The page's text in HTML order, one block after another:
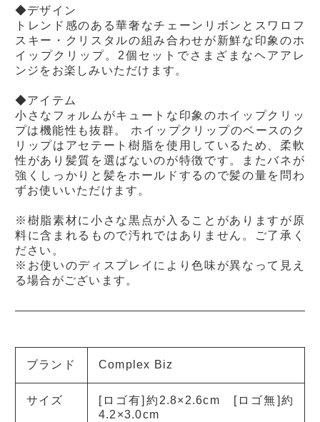
◆デザイン
トレンド感のある華奢なチェーンリボンとスワロフ
スキー・クリスタルの組み合わせが新鮮な印象のホ
イップクリップ。2個セットでさまざまなヘアアレ
ンジをお楽しみいただけます。
◆アイテム
小さなフォルムがキュートな印象のホイップクリッ
プは機能性も抜群。 ホイップクリップのベースのク
リップはアセテート樹脂を使用しているため、柔軟
性があり髪質を選ばないのが特徴です。またバネが
強くしっかりと髪をホールドするので髪の量を問わ
ずお使いいただけます。
※樹脂素材に小さな黒点が入ることがありますが原
料に含まれるもので汚れではありません。ご了承く
ださい。
※お使いのディスプレイにより色味が異なって見え
る場合がございます。
ブランド Complex Biz
サイズ
[ロゴ有]約2.8×2.6cm [ロゴ無]約
4.2×3.0cm